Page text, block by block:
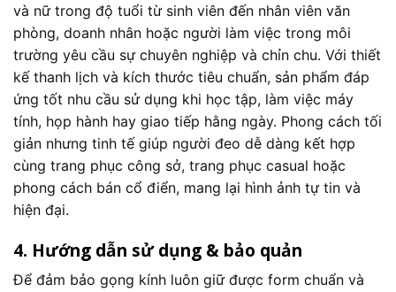
và nữ trong độ tuổi từ sinh viên đến nhân viên văn
phòng, doanh nhân hoặc người làm việc trong môi
trường yêu cầu sự chuyên nghiệp và chỉn chu. Với thiết
kế thanh lịch và kích thước tiêu chuẩn, sản phẩm đáp
ứng tốt nhu cầu sử dụng khi học tập, làm việc máy
tính, họp hành hay giao tiếp hằng ngày. Phong cách tối
giản nhưng tinh tế giúp người đeo dễ dàng kết hợp
cùng trang phục công sở, trang phục casual hoặc
phong cách bán cổ điển, mang lại hình ảnh tự tin và
hiện đại.
4. Hướng dẫn sử dụng & bảo quản
Để đảm bảo gọng kính luôn giữ được form chuẩn và